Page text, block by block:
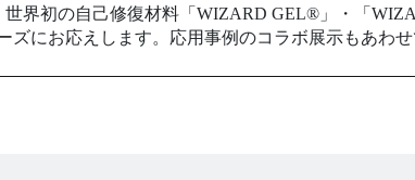
世界初の自己修復材料「WIZARD GEL®」・「
ズにお応えします。応用事例のコラボ展示もあわせ